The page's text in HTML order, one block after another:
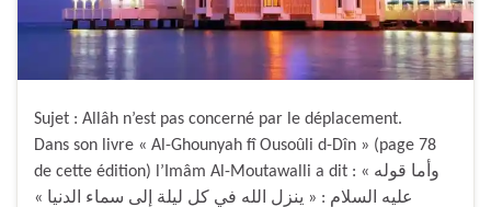
Sujet : Allâh n’est pas concerné par le déplacement.
Dans son livre « Al-Ghounyah fî Ousoûli d-Dîn » (page 78
de cette édition) l’Imâm Al-Moutawalli a dit : « وأما قوله
عليه السلام : « ينزل الله في كل ليلة إلى سماء الدنيا »